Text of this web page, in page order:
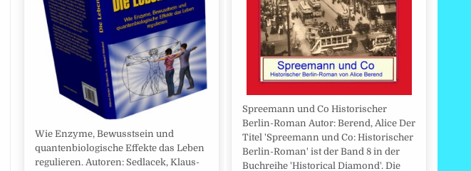
Wie Enzyme, Bewusstsein und
quantenbiologische Effekte das Leben
regulieren. Autoren: Sedlacek, Klaus-
Spreemann und Co Historischer
Berlin-Roman Autor: Berend, Alice Der
Titel 'Spreemann und Co: Historischer
Berlin-Roman' ist der Band 8 in der
Buchreihe 'Historical Diamond'. Die